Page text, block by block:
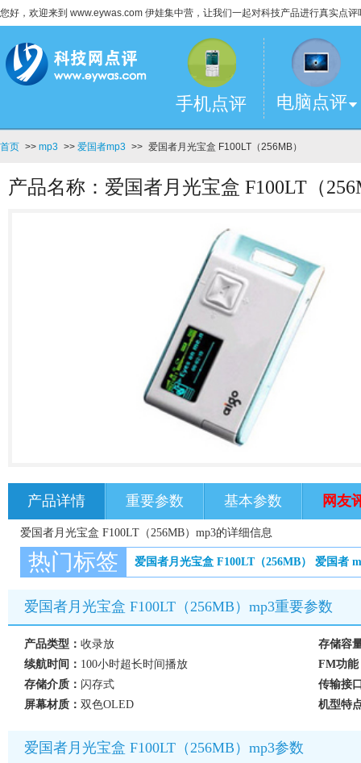
您好，欢迎来到 www.eywas.com 伊娃集中营，让我们一起对科技产品进行真实点评
手机点评 电脑点评
首页 >> mp3 >> 爱国者mp3 >> 爱国者月光宝盒 F100LT（256MB）
产品名称：爱国者月光宝盒 F100LT（
产品详情 重要参数 基本参数 网友
爱国者月光宝盒 F100LT（256MB）mp3的详细信息
热门标签 爱国者月光宝盒 F100LT（256MB） 爱国者
爱国者月光宝盒 F100LT（256MB）mp3重要参数
产品类型： 收录放
存储容
续航时间： 100小时超长时间播放
FM功能
存储介质： 闪存式
传输接
屏幕材质： 双色OLED 机型特
爱国者月光宝盒 F100LT（256MB）mp3参数